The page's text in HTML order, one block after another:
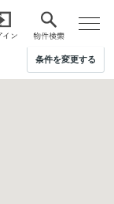
条件を変更する